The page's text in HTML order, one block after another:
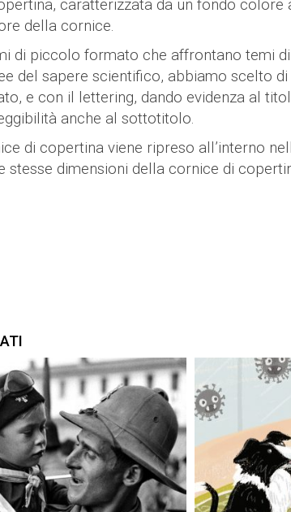
caratterizzata da un fondo colore
della cornice.
di piccolo formato che affrontano temi
del sapere scientifico, abbiamo scelto
e con il lettering, dando evidenza al
anche al sottotitolo.
di copertina viene ripreso all’interno
stesse dimensioni della cornice di